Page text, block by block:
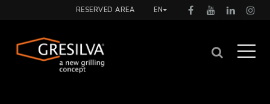
RESERVED AREA EN